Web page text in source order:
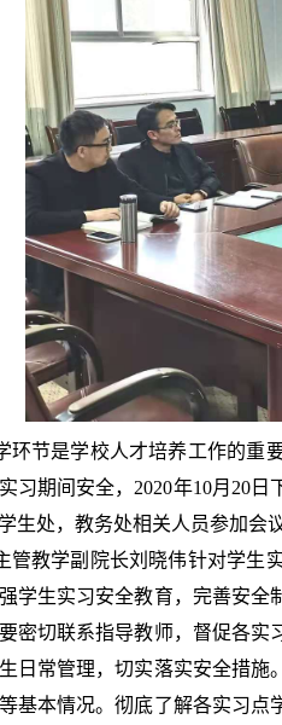
环节是学校人才培养工作的重
习期间安全，2020年10月20
生处，教务处相关人员参加会议
管教学副院长刘晓伟针对学生
学生实习安全教育，完善安
密切联系指导教师，督促各
日常管理，切实落实安全措
基本情况。彻底了解各实习